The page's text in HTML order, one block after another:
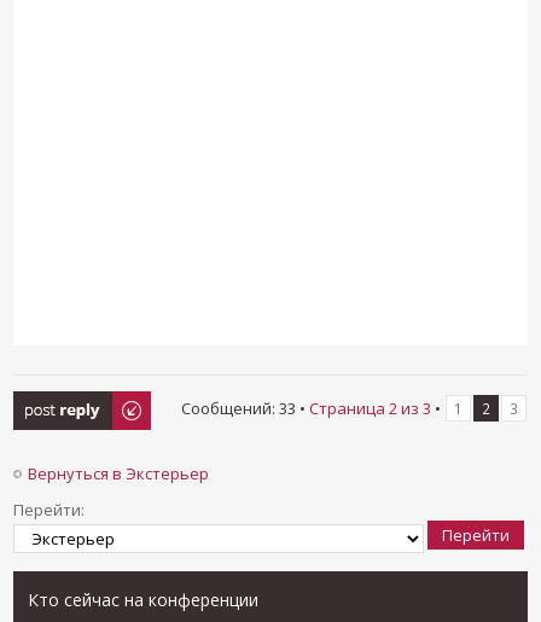
Ответить Сообщений: 33 • Страница 2из 3 • 1 2 3
Вернуться в Экстерьер
Перейти:
Кто сейчас на конференции